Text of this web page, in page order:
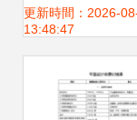
CAD圖紙到平
局的深度解
更新時間：2026-
13:48:47